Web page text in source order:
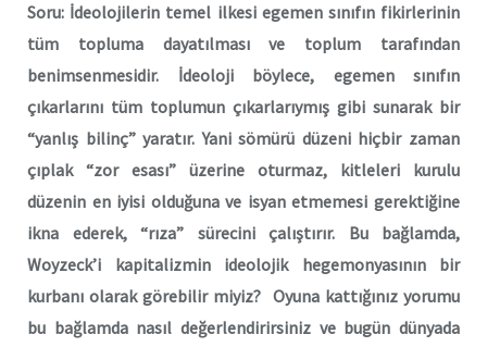
Soru: İdeolojilerin temel ilkesi egemen sınıfın fikirlerinin
tüm topluma dayatılması ve toplum tarafından
benimsenmesidir. İdeoloji böylece, egemen sınıfın
çıkarlarını tüm toplumun çıkarlarıymış gibi sunarak bir
“yanlış bilinç” yaratır. Yani sömürü düzeni hiçbir zaman
çıplak “zor esası” üzerine oturmaz, kitleleri kurulu
düzenin en iyisi olduğuna ve isyan etmemesi gerektiğine
ikna ederek, “rıza” sürecini çalıştırır. Bu bağlamda,
Woyzeck’i kapitalizmin ideolojik hegemonyasının bir
kurbanı olarak görebilir miyiz? Oyuna kattığınız yorumu
bu bağlamda nasıl değerlendirirsiniz ve bugün dünyada